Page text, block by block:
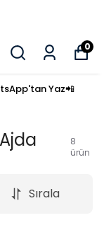
0
Yaz​📲​
8
ürün
Sırala